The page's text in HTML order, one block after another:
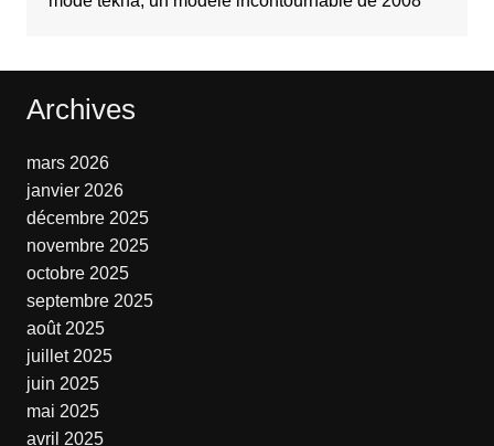
Archives
mars 2026
janvier 2026
décembre 2025
novembre 2025
octobre 2025
septembre 2025
août 2025
juillet 2025
juin 2025
mai 2025
avril 2025